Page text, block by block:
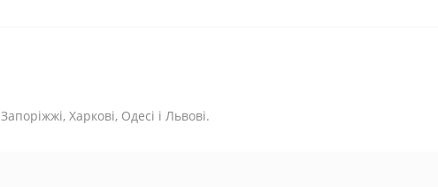
Харкові, Одесі і Львові.